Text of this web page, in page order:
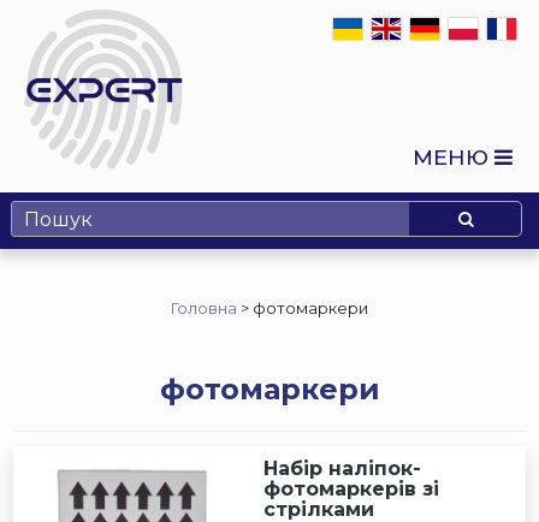
МЕНЮ
Головна > фотомаркери
фотомаркери
Набір наліпок-
фотомаркерів зі
стрілками